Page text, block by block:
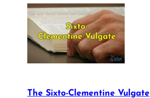
The Sixto-Clementine Vulgate